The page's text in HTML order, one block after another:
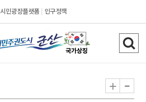
시민광장플랫폼 인구정책
시
민
검
색
기
+ -